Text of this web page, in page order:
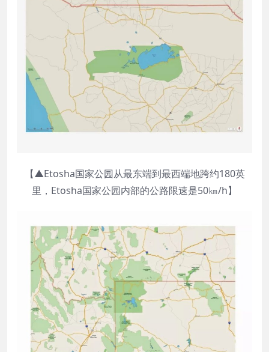
【▲Etosha国家公园从最东端到最西端地跨约180英
里，Etosha国家公园内部的公路限速是50㎞/h】